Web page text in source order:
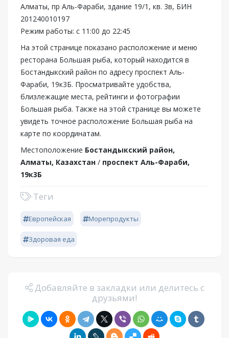
Алматы, пр Аль-Фараби, здание 19/1, кв. 3в, БИН
201240010197
Режим работы: с 11:00 до 22:45
На этой странице показано расположение и меню
ресторана Большая рыба, который находится в
Бостандыкский район по адресу проспект Аль-
Фараби, 19к3Б. Просматривайте удобства,
близлежащие места, рейтинги и фотографии
Большая рыба. Также на этой странице вы можете
увидеть точное расположение Большая рыба на
карте по координатам.
Местоположение Бостандыкский район,
Алматы, Казахстан / проспект Аль-Фараби,
19к3Б
Теги
Европейская Морепродукты
Здоровая еда
Добавляйте в закладки или делитесь с
друзьями!